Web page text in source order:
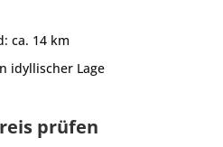
ca. 14 km
idyllischer Lage
prüfen